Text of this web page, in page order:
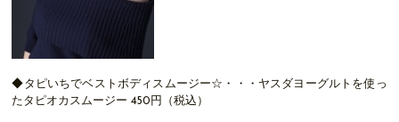
◆タピいちでベストボディスムージー☆・・・ヤスダヨーグルトを使っ
たタピオカスムージー 450円（税込）